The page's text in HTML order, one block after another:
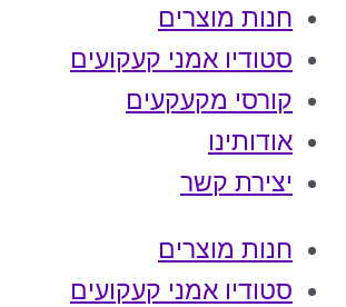
חנות מוצרים
סטודיו אמני קעקועים
קורסי מקעקעים
אודותינו
יצירת קשר
חנות מוצרים
סטודיו אמני קעקועים